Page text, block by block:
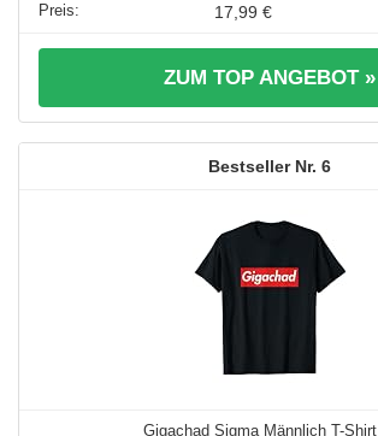
17,99 €
ZUM TOP ANGEBOT »
6
Gigachad Sigma Männlich T-Shirt